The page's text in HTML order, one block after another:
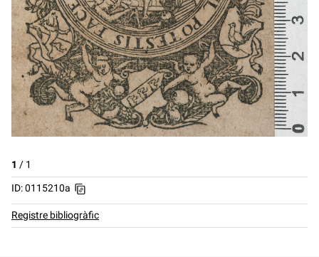
1 / 1
ID: 0115210a
Registre bibliogràfic